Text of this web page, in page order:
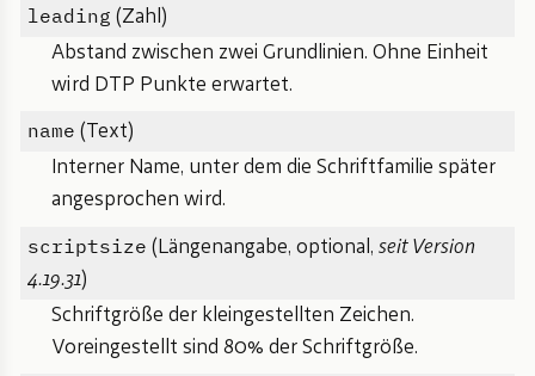
leading (Zahl)
Abstand zwischen zwei Grundlinien. Ohne Einheit
wird DTP Punkte erwartet.
name (Text)
Interner Name, unter dem die Schriftfamilie später
angesprochen wird.
scriptsize (Längenangabe, optional, seit Version
4.19.31)
Schriftgröße der kleingestellten Zeichen.
Voreingestellt sind 80% der Schriftgröße.